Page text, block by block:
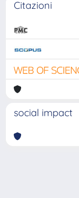
Citazioni
social impact